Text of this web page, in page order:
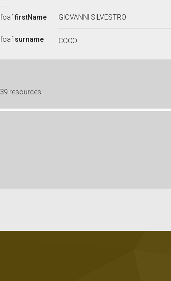
foaf:firstName GIOVANNI SILVESTRO
foaf:surname COCO
39 resources